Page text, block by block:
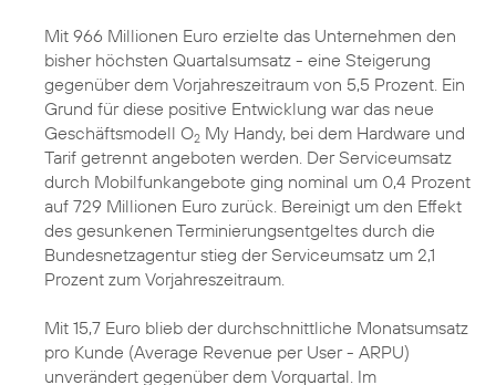
Mit 966 Millionen Euro erzielte das Unternehmen den
bisher höchsten Quartalsumsatz - eine Steigerung
gegenüber dem Vorjahreszeitraum von 5,5 Prozent. Ein
Grund für diese positive Entwicklung war das neue
Geschäftsmodell O2 My Handy, bei dem Hardware und
Tarif getrennt angeboten werden. Der Serviceumsatz
durch Mobilfunkangebote ging nominal um 0,4 Prozent
auf 729 Millionen Euro zurück. Bereinigt um den Effekt
des gesunkenen Terminierungsentgeltes durch die
Bundesnetzagentur stieg der Serviceumsatz um 2,1
Prozent zum Vorjahreszeitraum.
Mit 15,7 Euro blieb der durchschnittliche Monatsumsatz
pro Kunde (Average Revenue per User - ARPU)
unverändert gegenüber dem Vorquartal. Im